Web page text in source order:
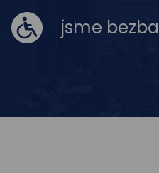
jsme